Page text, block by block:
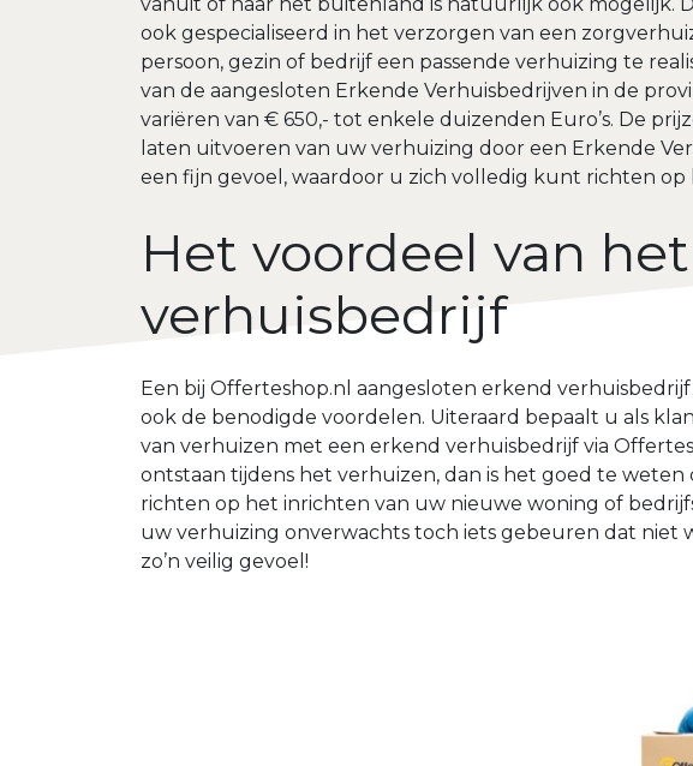
ook gespecialiseerd in het verzorgen van een
persoon, gezin of bedrijf een passende verhuizing te
van de aangesloten Erkende Verhuisbedrijven in de
variëren van € 650,- tot enkele duizenden Euro’s. De
laten uitvoeren van uw verhuizing door een Erkende
een fijn gevoel, waardoor u zich volledig kunt richten
Het voordeel van
verhuisbedrijf
Een bij Offerteshop.nl aangesloten erkend
ook de benodigde voordelen. Uiteraard bepaalt u als
van verhuizen met een erkend verhuisbedrijf via
ontstaan tijdens het verhuizen, dan is het goed te
richten op het inrichten van uw nieuwe woning of
uw verhuizing onverwachts toch iets gebeuren dat niet
zo’n veilig gevoel!